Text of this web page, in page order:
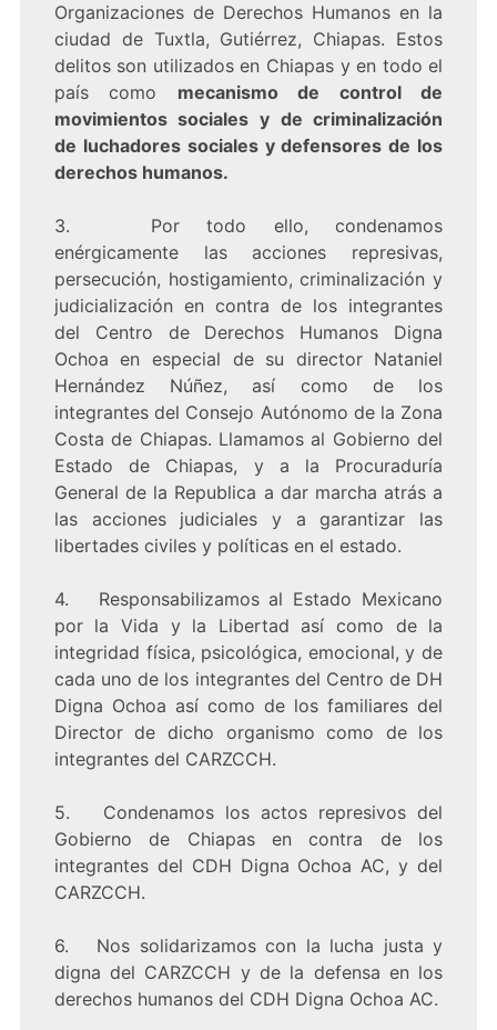
Organizaciones de Derechos Humanos en la
ciudad de Tuxtla, Gutiérrez, Chiapas. Estos
delitos son utilizados en Chiapas y en todo el
país como mecanismo de control de
movimientos sociales y de criminalización
de luchadores sociales y defensores de los
derechos humanos.
3. Por todo ello, condenamos
enérgicamente las acciones represivas,
persecución, hostigamiento, criminalización y
judicialización en contra de los integrantes
del Centro de Derechos Humanos Digna
Ochoa en especial de su director Nataniel
Hernández Núñez, así como de los
integrantes del Consejo Autónomo de la Zona
Costa de Chiapas. Llamamos al Gobierno del
Estado de Chiapas, y a la Procuraduría
General de la Republica a dar marcha atrás a
las acciones judiciales y a garantizar las
libertades civiles y políticas en el estado.
4. Responsabilizamos al Estado Mexicano
por la Vida y la Libertad así como de la
integridad física, psicológica, emocional, y de
cada uno de los integrantes del Centro de DH
Digna Ochoa así como de los familiares del
Director de dicho organismo como de los
integrantes del CARZCCH.
5. Condenamos los actos represivos del
Gobierno de Chiapas en contra de los
integrantes del CDH Digna Ochoa AC, y del
CARZCCH.
6. Nos solidarizamos con la lucha justa y
digna del CARZCCH y de la defensa en los
derechos humanos del CDH Digna Ochoa AC.